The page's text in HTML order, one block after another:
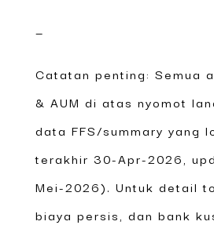
—
Catatan penting: Semua
& AUM di atas nyomot
data FFS/summary yang
terakhir 30-Apr-2026,
Mei-2026). Untuk detail
biaya persis, dan bank